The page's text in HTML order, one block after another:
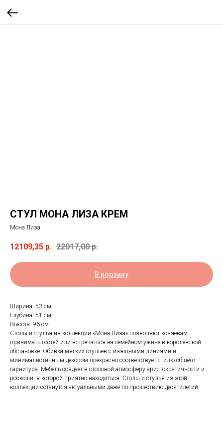
СТУЛ МОНА ЛИЗА КРЕМ
Мона Лиза
12109,35 р. 22017,00 р.
В корзину
Ширина: 53 см
Глубина: 51 см
Высота: 96 см
Столы и стулья из коллекции «Мона Лиза» позволяют хозяевам
принимать гостей или встречаться на семейном ужине в королевской
обстановке. Обивка мягких стульев с изящными линиями и
минималистичным декором прекрасно соответствует стилю общего
гарнитура. Мебель создает в столовой атмосферу аристократичности и
роскоши, в которой приятно находиться. Столы и стулья из этой
коллекции останутся актуальными даже по прошествию десятилетий.